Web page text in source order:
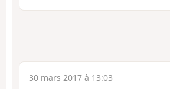
30 mars 2017 à 13:03